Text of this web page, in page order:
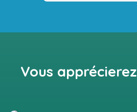
Vous apprécierez